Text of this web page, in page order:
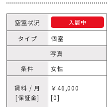
空室状況 入居中
タイプ
個室
写真
条件
女性
賃料 / 月
[保証金]
￥46,000
[0]